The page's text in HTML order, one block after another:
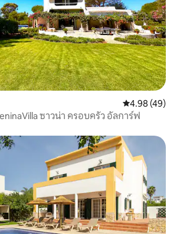
คะแนนเฉลี่ย
4.98 (49)
ซาวน่า ครอบครัว อัลการ์ฟ